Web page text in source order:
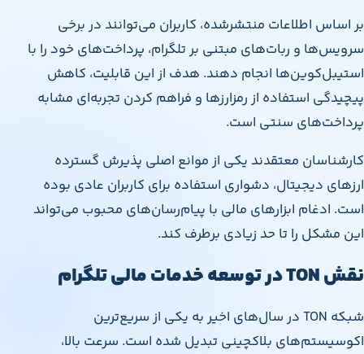
بر اساس اطلاعات منتشرشده، کاربران می‌توانند در برخی
سرویس‌ها و ربات‌های مبتنی بر تلگرام، پرداخت‌های خود را با
استیبل‌کوین‌ها انجام دهند. هدف از این قابلیت، کاهش
پیچیدگی استفاده از رمزارزها و فراهم کردن تجربه‌ای مشابه
پرداخت‌های سنتی است.
کارشناسان معتقدند یکی از موانع اصلی پذیرش گسترده
ارزهای دیجیتال، دشواری استفاده برای کاربران عادی بوده
است. ادغام ابزارهای مالی با پیام‌رسان‌های محبوب می‌تواند
این مشکل را تا حد زیادی برطرف کند.
نقش TON در توسعه خدمات مالی تلگرام
شبکه TON در سال‌های اخیر به یکی از سریع‌ترین
اکوسیستم‌های بلاکچینی تبدیل شده است. سرعت بالا،